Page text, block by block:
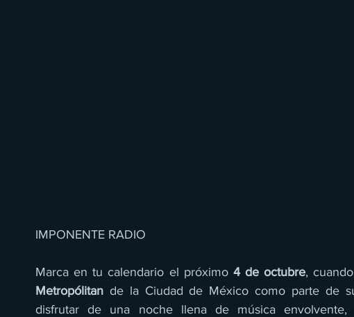
IMPONENTE RADIO
Marca en tu calendario el próximo 4 de octubre,
Metropólitan de la Ciudad de México como parte de
disfrutar de una noche llena de música envolvente,